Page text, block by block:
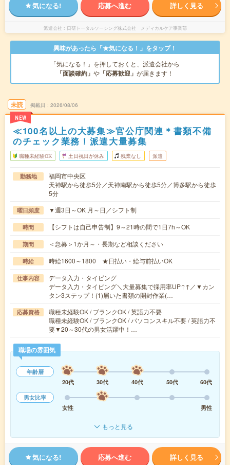
気になる! 応募へ進む 詳しく見る
派遣会社 日研トータルソーシング株式会社 メディカルケア事業部
興味があったら「★気になる！」をタップ！
「気になる！」を押しておくと、派遣会社から
「面談確約」 や 「応募歓迎」 が届きます！
未読
NEW
掲載日 2026/08/06
≪100名以上の大募集≫官公庁関連＊書類不備
のチェック業務！派遣大量募集
職種未経験OK 土日祝日が休み 残業なし 派遣
勤務地
福岡市中央区
天神駅から徒歩5分／天神南駅から徒歩5分／博多駅から徒歩
5分
曜日頻度 ▼週3日～OK 月～日／シフト制
時間 【シフトは自己申告制】9～21時の間で1日7h～OK
期間 ＜急募＞1か月～・長期など相談ください
時給 時給1600～1800 ★日払い・給与前払いOK
仕事内容
データ入力・タイピング
データ入力・タイピング＼大量募集で採用率UP↑↑／▼カン
タン3ステップ！(1)届いた書類の開封作業(…
応募資格
職種未経験OK / ブランクOK / 英語力不要
職種未経験OK / ブランクOK / パソコンスキル不要 / 英語力不
要▼20～30代の男女活躍中！…
職場の雰囲気
年齢層
20代
30代 40代 50代
60代
男女比率
女性
男性
もっと見る
気になる! 応募へ進む 詳しく見る